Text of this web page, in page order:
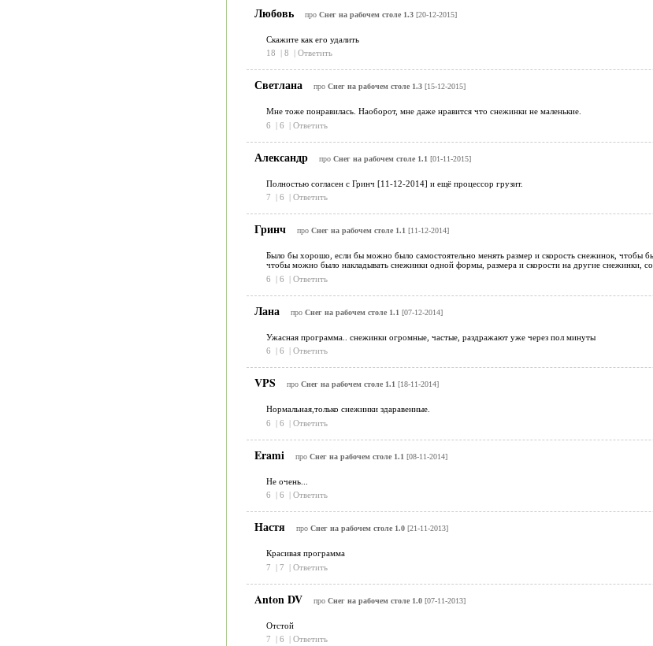
Любовь про Снег на рабочем столе 1.3[20-12-2015]
Скажите как его удалить
18
| 8 | Ответить
Светлана про Снег на рабочем столе 1.3[15-12-2015]
Мне тоже понравилась. Наоборот, мне даже нравится что снежинки не маленькие.
6
| 6 | Ответить
Александр про Снег на рабочем столе 1.1 [01-11-2015]
Полностью согласен с Гринч [11-12-2014] и ещё процессор грузит.
7
| 6 | Ответить
Гринч про Снег на рабочем столе 1.1 [11-12-2014]
Было бы хорошо, если бы можно было самостоятельно менять размер и скорость снежинок, чтобы
чтобы можно было накладывать снежинки одной формы, размера и скорости на другие снежинки,
6
| 6 | Ответить
Лана про Снег на рабочем столе 1.1 [07-12-2014]
Ужасная программа.. снежинки огромные, частые, раздражают уже через пол минуты
6
| 6 | Ответить
VPS про Снег на рабочем столе 1.1 [18-11-2014]
Нормальная,только снежинки здаравенные.
6
| 6 | Ответить
Erami про Снег на рабочем столе 1.1 [08-11-2014]
Не очень...
6
| 6 | Ответить
Настя про Снег на рабочем столе 1.0[21-11-2013]
Красивая программа
7
| 7 | Ответить
Anton DV про Снег на рабочем столе 1.0[07-11-2013]
Отстой
7
| 6 | Ответить